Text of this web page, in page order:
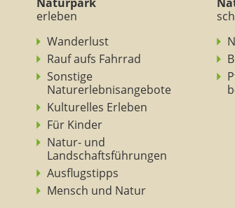
erleben
Wanderlust
Rauf aufs Fahrrad
Sonstige
Naturerlebnisangebote
Kulturelles Erleben
Für Kinder
Natur- und
Landschaftsführungen
Ausflugstipps
Mensch und Natur